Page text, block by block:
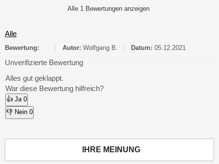
Alle 1 Bewertungen anzeigen
Alle
Bewertung: Autor: Wolfgang B. Datum: 05.12.2021
Unverifizierte Bewertung
Alles gut geklappt.
War diese Bewertung hilfreich?
👍 Ja 0
👎 Nein 0
IHRE MEINUNG